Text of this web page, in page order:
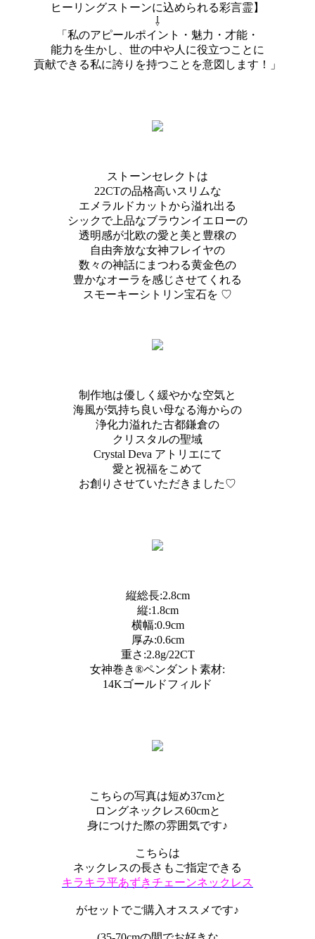
ヒーリングストーンに込められる彩言霊】
⇩
「私のアピールポイント・魅力・才能・
能力を生かし、世の中や人に役立つことに
貢献できる私に誇りを持つことを意図します！」
ストーンセレクトは
22CTの品格高いスリムな
エメラルドカットから溢れ出る
シックで上品なブラウンイエローの
透明感が北欧の愛と美と豊穣の
自由奔放な女神フレイヤの
数々の神話にまつわる黄金色の
豊かなオーラを感じさせてくれる
スモーキーシトリン宝石を ♡
制作地は優しく緩やかな空気と
海風が気持ち良い母なる海からの
浄化力溢れた古都鎌倉の
クリスタルの聖域
Crystal Deva アトリエにて
愛と祝福をこめて
お創りさせていただきました♡
縦総長:2.8cm
縦:1.8cm
横幅:0.9cm
厚み:0.6cm
重さ:2.8g/22CT
女神巻き®︎ペンダント素材:
14Kゴールドフィルド
こちらの写真は短め37cmと
ロングネックレス60cmと
身につけた際の雰囲気です♪
こちらは
ネックレスの長さもご指定できる
キラキラ平あずきチェーンネックレス
がセットでご購入オススメです♪